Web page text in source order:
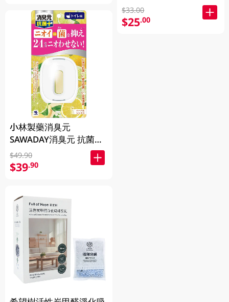
小林製藥消臭元
SAWADAY消臭元 抗菌
+浴廁芳香劑 -柑橘草本
5.8ML
$49.90
$39.90
$33.00
$25.00